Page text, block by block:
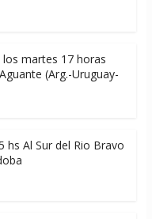
los martes 17 horas
(Arg.-Uruguay-
hs Al Sur del Rio Bravo